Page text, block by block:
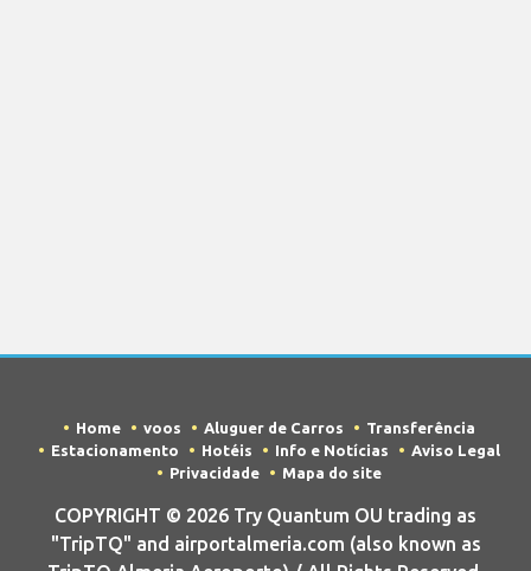
Home voos Aluguer de Carros
Transferência
Estacionamento
Hotéis Info e Notícias
Aviso Legal
Privacidade
Mapa do site
COPYRIGHT © 2026 Try Quantum OU trading as
"TripTQ" and airportalmeria.com (also known as